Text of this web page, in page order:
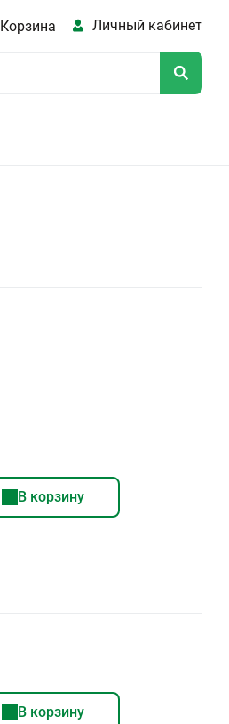
Корзина Личный кабинет
В корзину
В корзину